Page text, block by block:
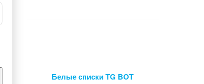
Белые списки TG BOT